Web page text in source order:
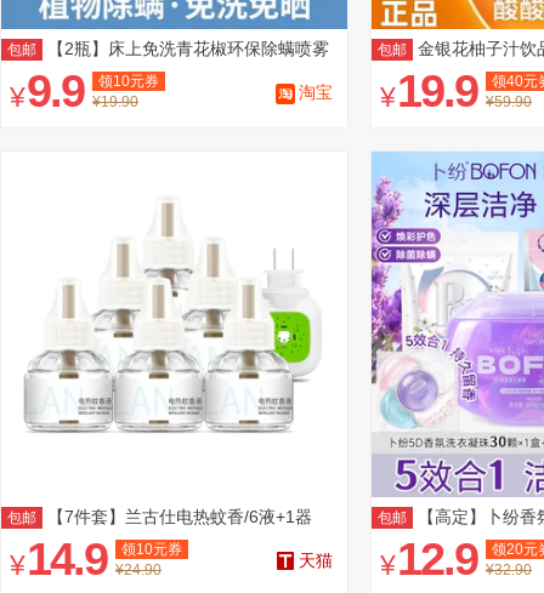
包邮
【2瓶】床上免洗青花椒环保除螨喷雾
¥9.9 领10元券
¥19.90
淘宝
包邮 金银花柚子汁饮
¥19.9 领40元
¥59.90
包邮 【7件套】兰古仕电热蚊香/6液+1器
¥14.9 领10元券
¥24.90
天猫
包邮 【高定】卜纷
¥12.9 领20元
¥32.90